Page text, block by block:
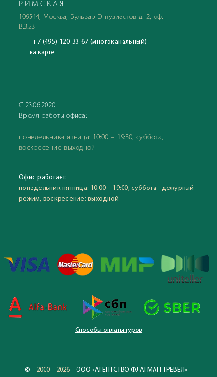
РИМСКАЯ
109544, Москва, Бульвар Энтузиастов д. 2, оф.
В.3.23
+7 (495) 120-33-67 (многоканальный)
на карте
С 23.06.2020
Время работы офиса:
понедельник-пятница: 10:00 – 19:30, суббота,
воскресение: выходной
Офис работает:
понедельник-пятница: 10:00 – 19:00, суббота - дежурный
режим, воскресение: выходной
Способы оплаты туров
© 2000 – 2026
ООО «АГЕНТСТВО ФЛАГМАН ТРЕВЕЛ» –